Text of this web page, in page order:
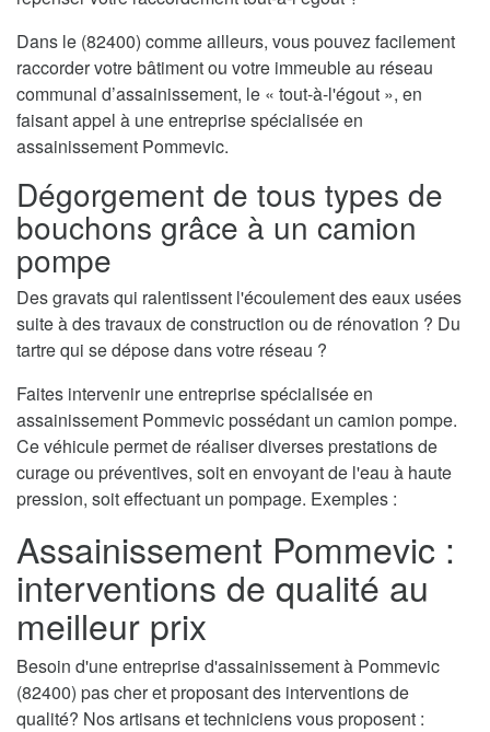
Dans le (82400) comme ailleurs, vous pouvez facilement
raccorder votre bâtiment ou votre immeuble au réseau
communal d’assainissement, le « tout-à-l'égout », en
faisant appel à une entreprise spécialisée en
assainissement Pommevic.
Dégorgement de tous types de
bouchons grâce à un camion
pompe
Des gravats qui ralentissent l'écoulement des eaux usées
suite à des travaux de construction ou de rénovation ? Du
tartre qui se dépose dans votre réseau ?
Faites intervenir une entreprise spécialisée en
assainissement Pommevic possédant un camion pompe.
Ce véhicule permet de réaliser diverses prestations de
curage ou préventives, soit en envoyant de l'eau à haute
pression, soit effectuant un pompage. Exemples :
Assainissement Pommevic :
interventions de qualité au
meilleur prix
Besoin d'une entreprise d'assainissement à Pommevic
(82400) pas cher et proposant des interventions de
qualité? Nos artisans et techniciens vous proposent :